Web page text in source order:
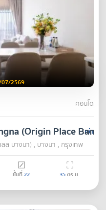
07/2569
คอนโด
เช่า
(Origin Place
ส บางนา) , บางนา , กรุงเทพ
ชั้นที่22 35ตร.ม.